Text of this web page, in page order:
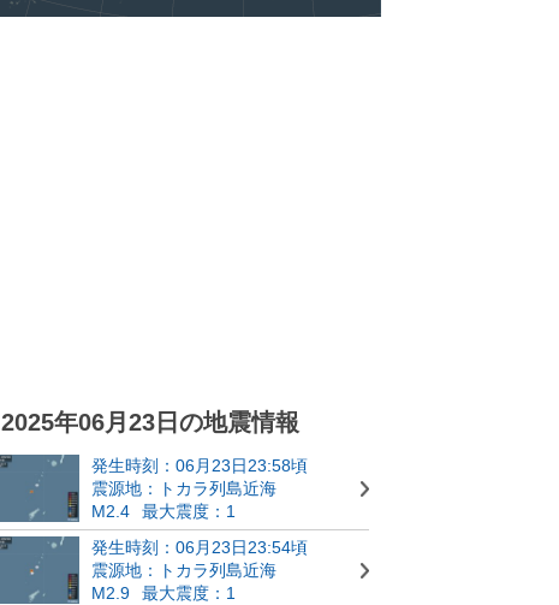
2025年06月23日の地震情報
発生時刻：06月23日23:58頃
震源地：トカラ列島近海
M2.4
最大震度：1
発生時刻：06月23日23:54頃
震源地：トカラ列島近海
M2.9
最大震度：1